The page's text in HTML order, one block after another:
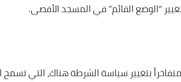
“الوضع القائم” في المسجد الأقصى.
بتغيير سياسة الشرطة هناك، التي تسمح